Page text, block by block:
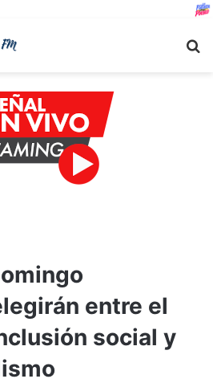
entre el
social y